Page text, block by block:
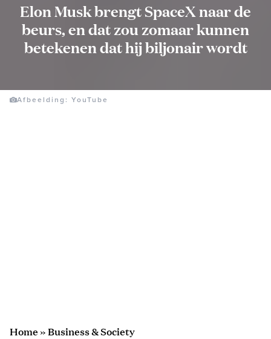
Elon Musk brengt SpaceX naar de
beurs, en dat zou zomaar kunnen
betekenen dat hij biljonair wordt
Afbeelding: YouTube
Home»Business & Society